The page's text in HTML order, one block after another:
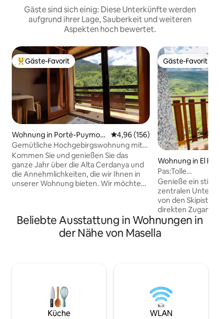
Gäste sind sich einig: Diese Unterkünfte werden
aufgrund ihrer Lage, Sauberkeit und weiteren
Aspekten hoch bewertet.
Beliebter Gäste-Favorit.
Gäste-Favorit
Wohnung in Porté-Puymor
ens
Durchschnittliche Bewertung:
4,96 (156)
Gemütliche Hochgebirgswohnung mit
Aussicht
Kommen Sie und genießen Sie das
ganze Jahr über die Alta Cerdanya und
die Annehmlichkeiten, die wir Ihnen in
unserer Wohnung bieten. Wir möchten,
Hochgebirges (1600 m) haben. Wir laden
Sie ein, das kleine Dorf Portè und das
Querol-Tal mit spektakulärem Blick auf
Puigcerdà und Pas de la Casa (Andorra)
Gäste-Favorit
Gäste-Favorit
Wohnung in El
Pas:Tolle
007353
Genieße ein
zentralen
von den
direkten Zugang
Dienstleistungen
Supermärkte,
Sportgeschäfte)
über einen
einem Buch
etwas trinken
spektakulären
Beliebte Ausstattung in Wohnungen in
der Nähe von Masella
Küche WLAN